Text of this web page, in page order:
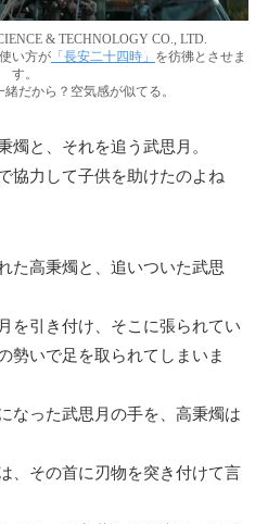
& TECHNOLOGY CO., LTD.
い方が 「長安二十四時」 を彷彿とさせま
す。
だから？空気感が似てる。
燭と、それを追う武思月。
協力して子供を助けたのよね
た高秉燭と、追いついた武思
を引き付け、そこに張られてい
勢いで足を取られてしまいま
なった武思月の手を、高秉燭は
、その首に刃物を突き付けて言